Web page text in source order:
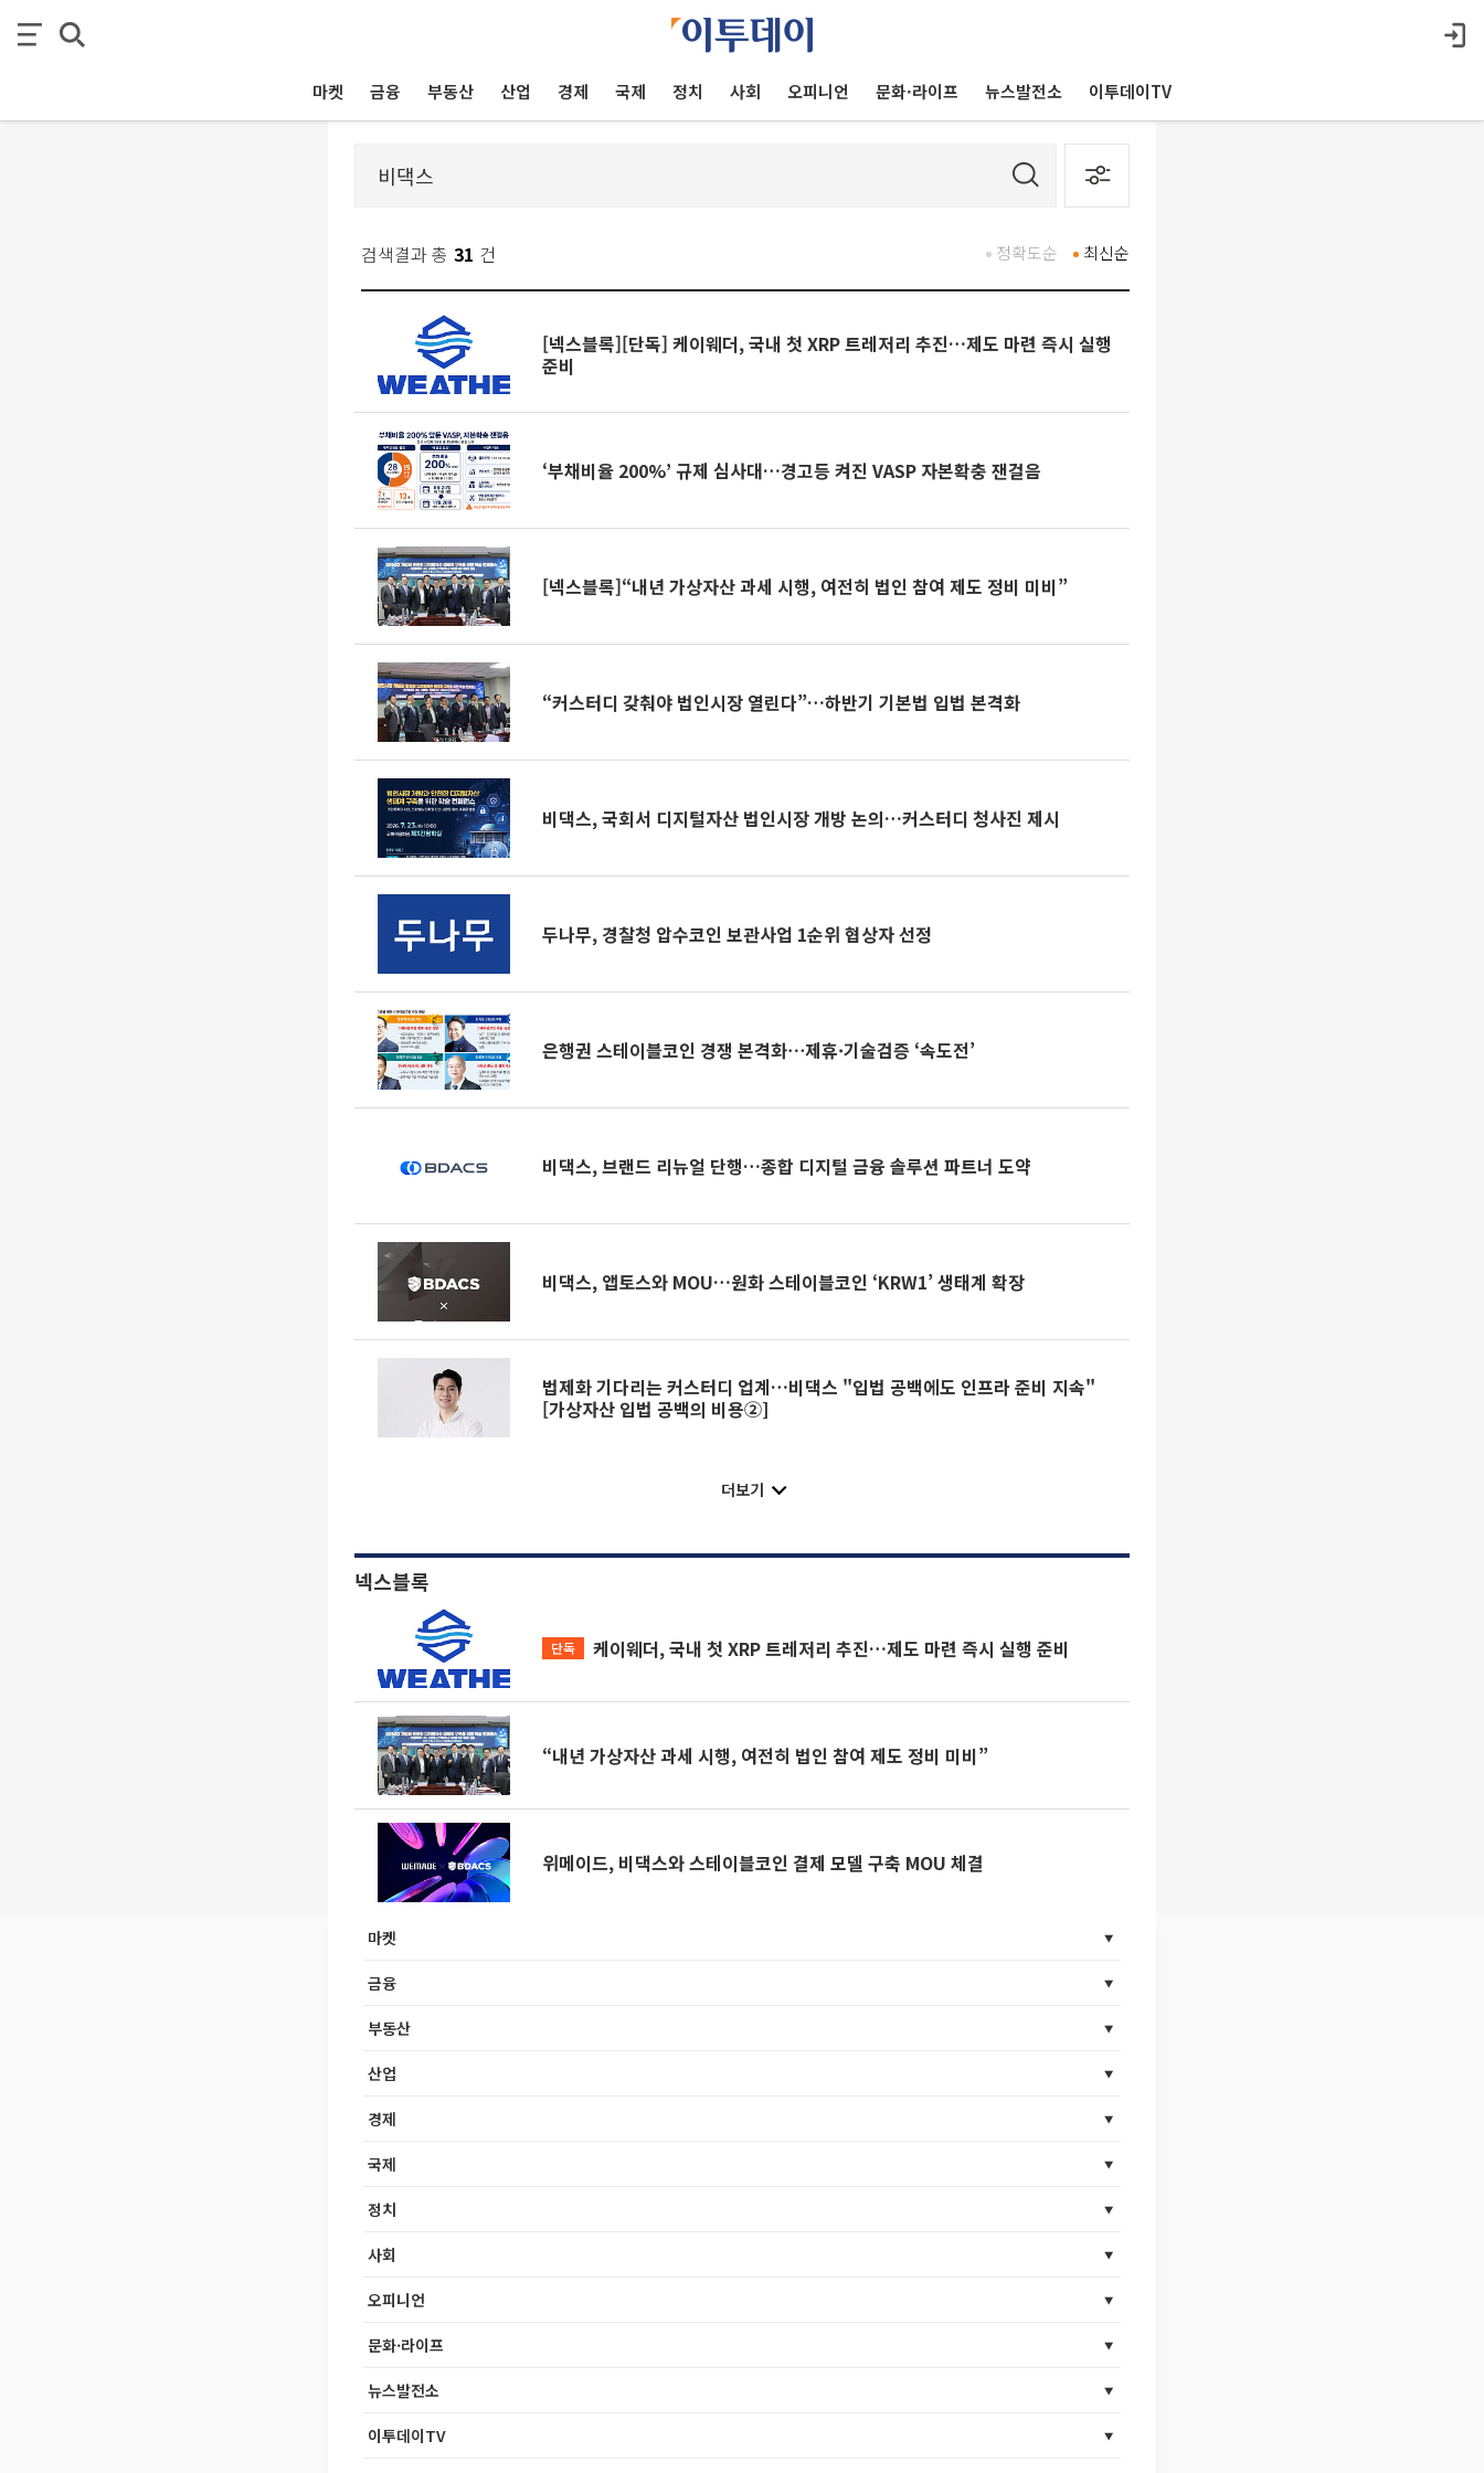
마켓 금융 부동산 산업 경제 국제 정치 사회 오피니언 문화·라이프 뉴스발전소 이투데이TV
검색결과 총 31 건 최신순
정확도순
[넥스블록][단독] 케이웨더, 국내 첫 XRP 트레저리 추진…제도 마련 즉시 실행
준비
‘부채비율 200%’ 규제 심사대…경고등 켜진 VASP 자본확충 잰걸음
[넥스블록]“내년 가상자산 과세 시행, 여전히 법인 참여 제도 정비 미비”
“커스터디 갖춰야 법인시장 열린다”…하반기 기본법 입법 본격화
비댁스, 국회서 디지털자산 법인시장 개방 논의…커스터디 청사진 제시
두나무, 경찰청 압수코인 보관사업 1순위 협상자 선정
은행권 스테이블코인 경쟁 본격화⋯제휴·기술검증 ‘속도전’
비댁스, 브랜드 리뉴얼 단행…종합 디지털 금융 솔루션 파트너 도약
비댁스, 앱토스와 MOU…원화 스테이블코인 ‘KRW1’ 생태계 확장
법제화 기다리는 커스터디 업계…비댁스 "입법 공백에도 인프라 준비 지속"
[가상자산 입법 공백의 비용②]
더보기
넥스블록
단독 케이웨더, 국내 첫 XRP 트레저리 추진…제도 마련 즉시 실행 준비
“내년 가상자산 과세 시행, 여전히 법인 참여 제도 정비 미비”
위메이드, 비댁스와 스테이블코인 결제 모델 구축 MOU 체결
마켓
금융
부동산
산업
경제
국제
정치
사회
오피니언
문화·라이프
뉴스발전소
이투데이TV